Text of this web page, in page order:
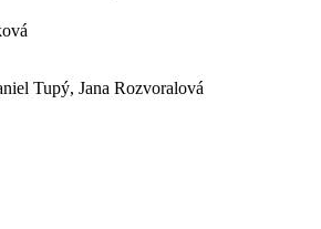
Tupý, Jana Rozvoralová